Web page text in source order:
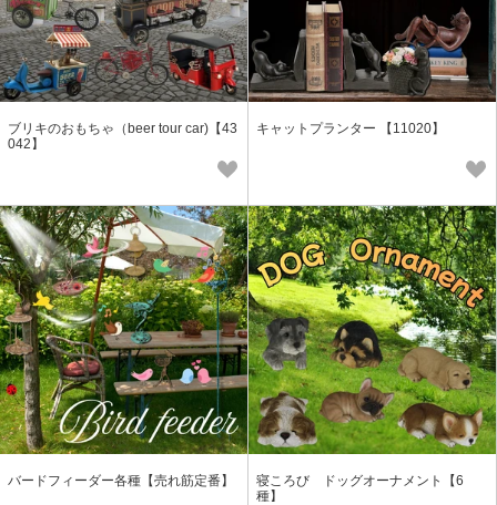
ブリキのおもちゃ（beer tour car)【43
042】
キャットプランター 【11020】
バードフィーダー各種【売れ筋定番】
寝ころび ドッグオーナメント【6
種】